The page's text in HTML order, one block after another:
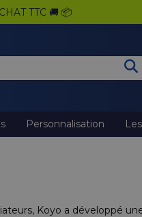
TTC 🚚 📦
Personnalisation
Koyo a développé